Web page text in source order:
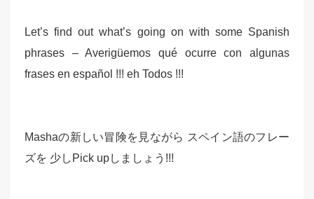
Let’s find out what’s going on with some Spanish
phrases – Averigüemos qué ocurre con algunas
frases en español !!! eh Todos !!!
Mashaの新しい冒険を見ながら スペイン語のフレー
ズを 少しPick upしましょう!!!